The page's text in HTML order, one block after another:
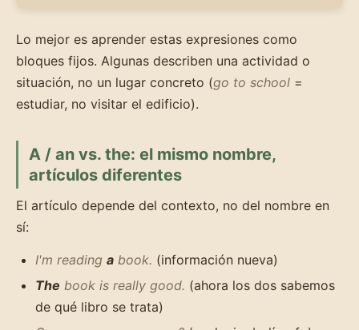
Lo mejor es aprender estas expresiones como
bloques fijos. Algunas describen una actividad o
situación, no un lugar concreto (go to school =
estudiar, no visitar el edificio).
A / an vs. the: el mismo nombre,
artículos diferentes
El artículo depende del contexto, no del nombre en
sí:
I'm reading a book. (información nueva)
The book is really good. (ahora los dos sabemos
de qué libro se trata)